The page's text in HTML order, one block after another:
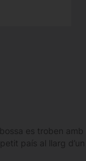
es troben
país al llarg d’un